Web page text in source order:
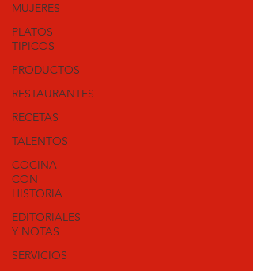
MUJERES
PLATOS
TIPICOS
PRODUCTOS
RESTAURANTES
RECETAS
TALENTOS
COCINA
CON
HISTORIA
EDITORIALES
Y NOTAS
SERVICIOS